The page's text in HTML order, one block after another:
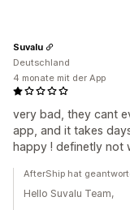
very bad, they cant
app, and it takes
happy ! definetly not
Suvalu
Deutschland
4 monate mit der App
AfterShip hat
Hello Suvalu Team,